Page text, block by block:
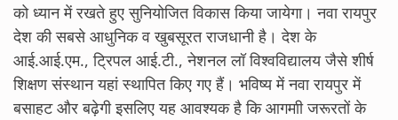
को ध्यान में रखते हुए सुनियोजित विकास किया जायेगा। नवा रायपुर
देश की सबसे आधुनिक व खुबसूरत राजधानी है। देश के
आई.आई.एम., ट्रिपल आई.टी., नेशनल लॉ विश्वविद्यालय जैसे शीर्ष
शिक्षण संस्थान यहां स्थापित किए गए हैं। भविष्य में नवा रायपुर में
बसाहट और बढ़ेगी इसलिए यह आवश्यक है कि आगमाी जरूरतों के